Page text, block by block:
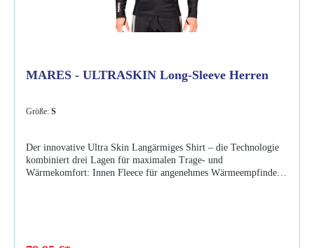
MARES - ULTRASKIN Long-Sleeve Herren
Größe: S
Der innovative Ultra Skin Langärmiges Shirt – die Technologie
kombiniert drei Lagen für maximalen Trage- und
Wärmekomfort: Innen Fleece für angenehmes Wärmeempfinden.